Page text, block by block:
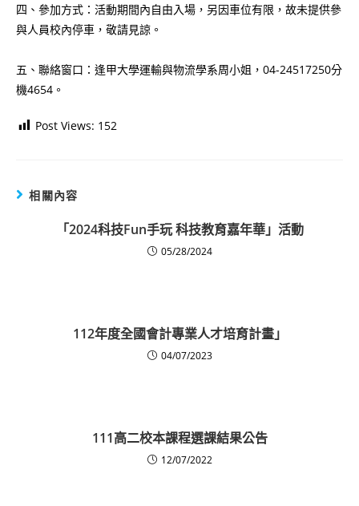
四、參加方式：活動期間內自由入場，另因車位有限，故未提供參
與人員校內停車，敬請見諒。
五、聯絡窗口：逢甲大學運輸與物流學系周小姐，04-24517250分
機4654。
Post Views: 152
相關內容
「2024科技Fun手玩 科技教育嘉年華」活動
05/28/2024
112年度全國會計專業人才培育計畫」
04/07/2023
111高二校本課程選課結果公告
12/07/2022